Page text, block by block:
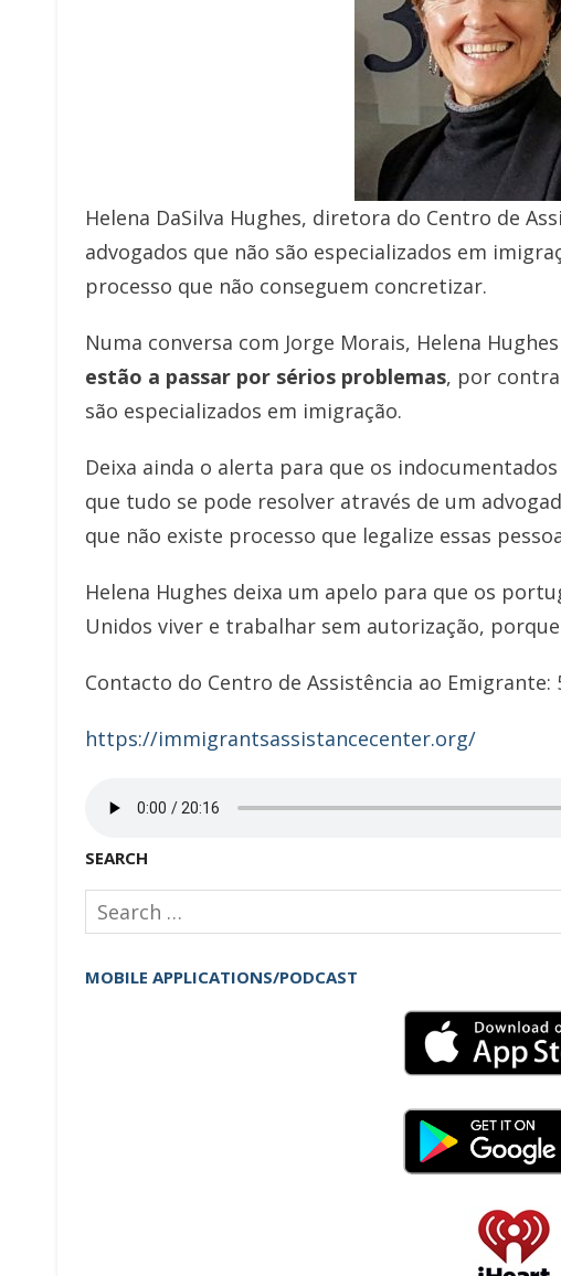
Helena DaSilva Hughes, diretora do Centro de
advogados que não são especializados em
processo que não conseguem concretizar.
Numa conversa com Jorge Morais, Helena
estão a passar por sérios problemas, por
são especializados em imigração.
Deixa ainda o alerta para que os
que tudo se pode resolver através de um
que não existe processo que legalize essas
Helena Hughes deixa um apelo para que os
Unidos viver e trabalhar sem autorização,
Contacto do Centro de Assistência ao Emigrante:
https://immigrantsassistancecenter.org/
SEARCH
Search
for:
MOBILE APPLICATIONS/PODCAST